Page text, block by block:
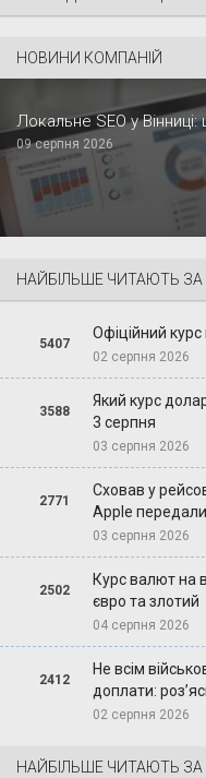
НОВИНИ КОМПАНІЙ
Локальне SEO у
09 серпня 2026
НАЙБІЛЬШЕ ЧИТАЮТЬ
5407
Офіційний
02 серпня 2026
3588
Який курс
3 серпня
03 серпня 2026
2771
Сховав у
Apple
03 серпня 2026
2502
Курс валют на
євро та злотий
04 серпня 2026
2412
Не всім
доплати:
02 серпня 2026
НАЙБІЛЬШЕ ЧИТАЮТЬ ЗА